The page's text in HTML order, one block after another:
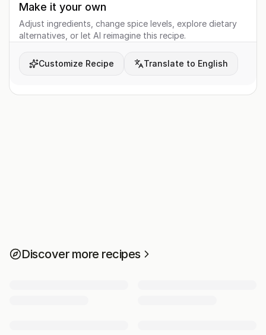
Make it your own
Adjust ingredients, change spice levels, explore dietary
alternatives, or let AI reimagine this recipe.
Customize Recipe Translate to English
Discover more recipes